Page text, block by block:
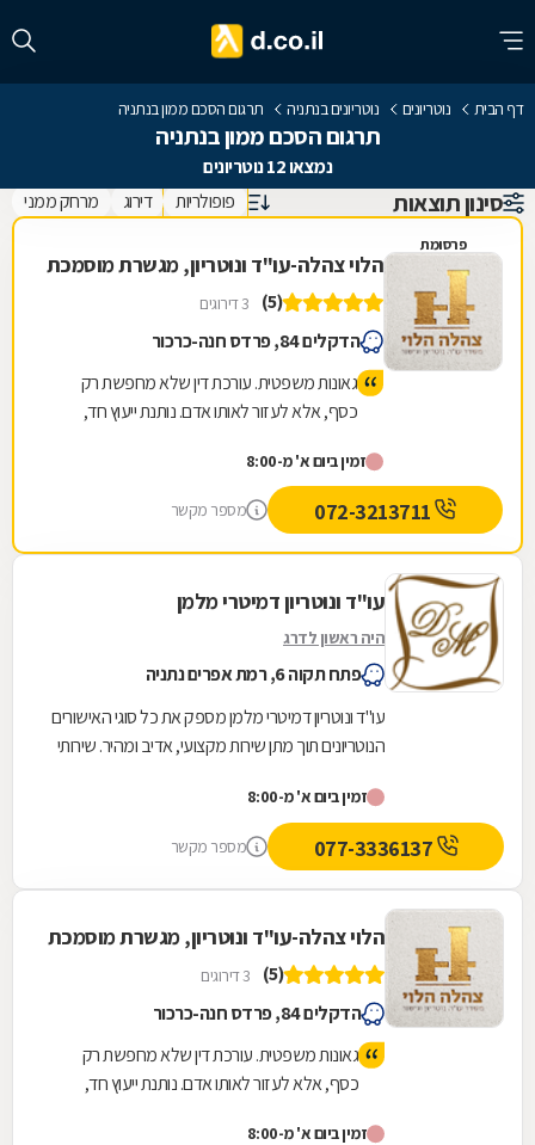
דף הבית נוטריונים נוטריונים בנתניה תרגום הסכם ממון בנתניה
תרגום הסכם ממון בנתניה
נמצאו 12 נוטריונים
סינון תוצאות פופולריות דירוג מרחק ממני
פרסומת
הלוי צהלה-עו"ד ונוטריון, מגשרת מוסמכת
(5) 3 דירוגים
הדקלים 84, פרדס חנה-כרכור
גאונות משפטית. עורכת דין שלא מחפשת רק
כסף, אלא לעזור לאותו אדם. נותנת ייעוץ חד,
ממליצה בחום ! אין כמוה :)
זמין ביום א' מ-8:00
מספר מקשר
עו"ד ונוטריון דמיטרי מלמן
היה ראשון לדרג
פתח תקוה 6, רמת אפרים נתניה
עו"ד ונוטריון דמיטרי מלמן מספק את כל סוגי האישורים
הנוטריונים תוך מתן שירות מקצועי, אדיב ומהיר. שירותי
זמין ביום א' מ-8:00
מספר מקשר
הלוי צהלה-עו"ד ונוטריון, מגשרת מוסמכת
(5) 3 דירוגים
הדקלים 84, פרדס חנה-כרכור
גאונות משפטית. עורכת דין שלא מחפשת רק
כסף, אלא לעזור לאותו אדם. נותנת ייעוץ חד,
זמין ביום א' מ-8:00